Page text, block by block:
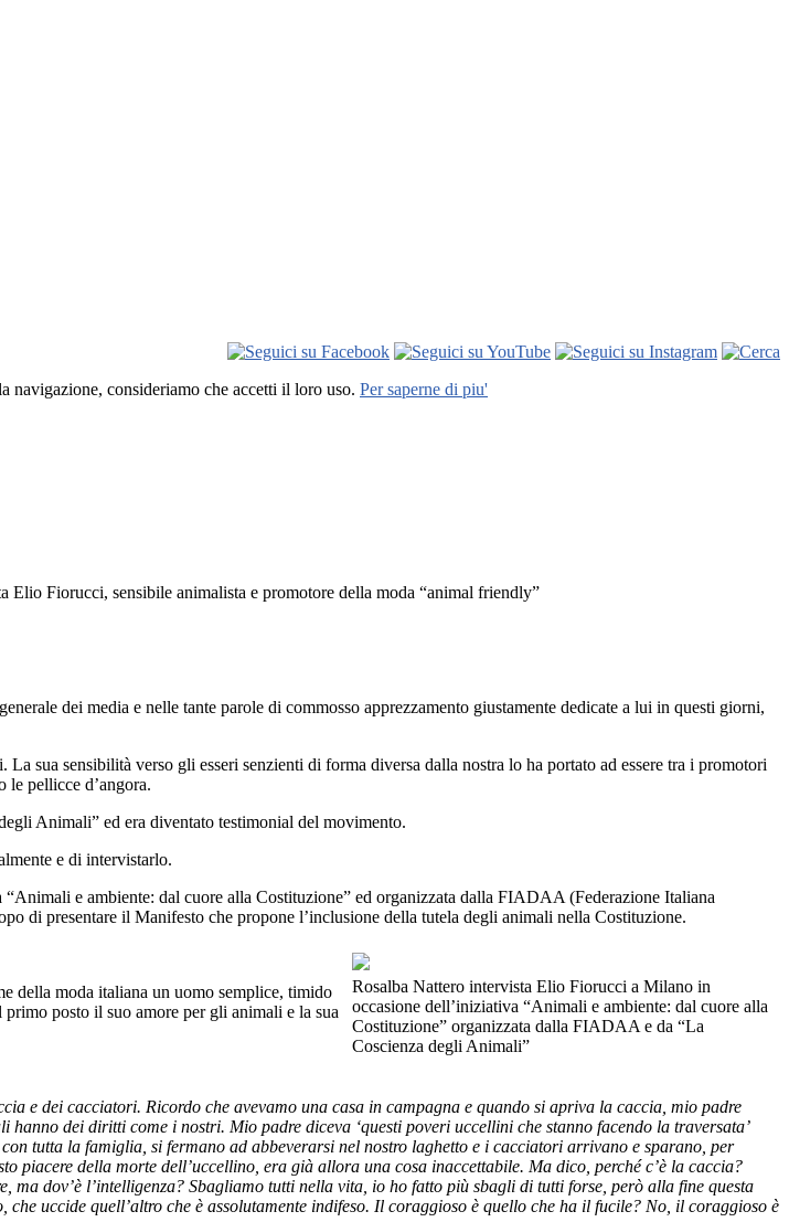
navigazione, consideriamo che accetti il loro uso. Per saperne di piu'
Elio Fiorucci, sensibile animalista e promotore della moda “animal friendly”
dei media e nelle tante parole di commosso apprezzamento giustamente dedicate a lui in questi giorni,
sua sensibilità verso gli esseri senzienti di forma diversa dalla nostra lo ha portato ad essere tra i promotori
le pellicce d’angora.
Animali” ed era diventato testimonial del movimento.
e di intervistarlo.
e ambiente: dal cuore alla Costituzione” ed organizzata dalla FIADAA (Federazione Italiana
di presentare il Manifesto che propone l’inclusione della tutela degli animali nella Costituzione.
Rosalba Nattero intervista Elio Fiorucci a Milano in
occasione dell’iniziativa “Animali e ambiente: dal cuore alla
Costituzione” organizzata dalla FIADAA e da “La
Coscienza degli Animali”
della moda italiana un uomo semplice, timido
posto il suo amore per gli animali e la sua
e dei cacciatori. Ricordo che avevamo una casa in campagna e quando si apriva la caccia, mio padre
dei diritti come i nostri. Mio padre diceva ‘questi poveri uccellini che stanno facendo la traversata’
tutta la famiglia, si fermano ad abbeverarsi nel nostro laghetto e i cacciatori arrivano e sparano, per
piacere della morte dell’uccellino, era già allora una cosa inaccettabile. Ma dico, perché c’è la caccia?
ma dov’è l’intelligenza? Sbagliamo tutti nella vita, io ho fatto più sbagli di tutti forse, però alla fine questa
uccide quell’altro che è assolutamente indifeso. Il coraggioso è quello che ha il fucile? No, il coraggioso è